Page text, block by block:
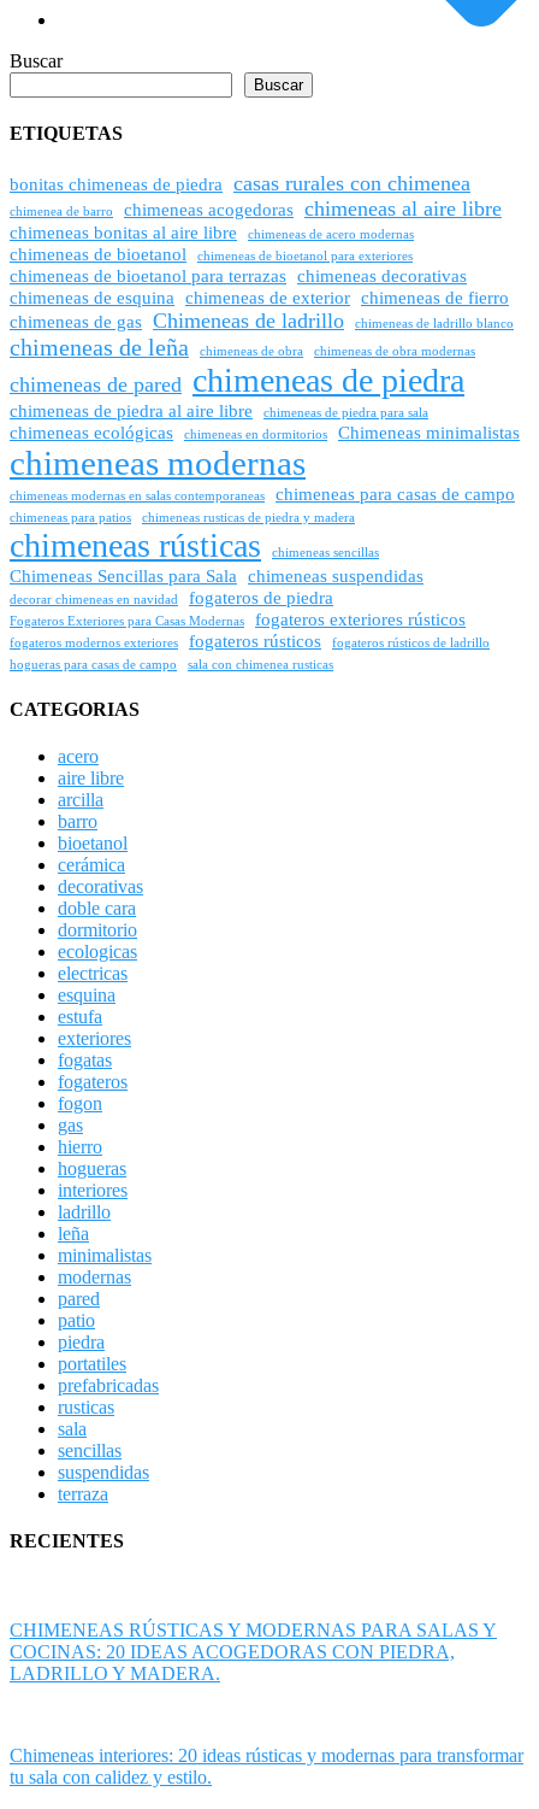
Buscar
Buscar
ETIQUETAS
bonitas chimeneas de piedra casas rurales con chimenea
chimenea de barro chimeneas acogedoras chimeneas al aire libre
chimeneas bonitas al aire libre chimeneas de acero modernas
chimeneas de bioetanol chimeneas de bioetanol para exteriores
chimeneas de bioetanol para terrazas chimeneas decorativas
chimeneas de esquina
chimeneas de exterior chimeneas de fierro
chimeneas de gas Chimeneas de ladrillo chimeneas de ladrillo blanco
chimeneas de leña chimeneas de obra chimeneas de obra modernas
chimeneas de pared chimeneas de piedra
chimeneas de piedra al aire libre chimeneas de piedra para sala
chimeneas ecológicas chimeneas en dormitorios Chimeneas minimalistas
chimeneas modernas
chimeneas modernas en salas contemporaneas chimeneas para casas de campo
chimeneas para patios chimeneas rusticas de piedra y madera
chimeneas rústicas chimeneas sencillas
Chimeneas Sencillas para Sala chimeneas suspendidas
decorar chimeneas en navidad fogateros de piedra
Fogateros Exteriores para Casas Modernas fogateros exteriores rústicos
fogateros modernos exteriores fogateros rústicos
fogateros rústicos de ladrillo
hogueras para casas de campo
sala con chimenea rusticas
CATEGORIAS
acero
aire libre
arcilla
barro
bioetanol
cerámica
decorativas
doble cara
dormitorio
ecologicas
electricas
esquina
estufa
exteriores
fogatas
fogateros
fogon
gas
hierro
hogueras
interiores
ladrillo
leña
minimalistas
modernas
pared
patio
piedra
portatiles
prefabricadas
rusticas
sala
sencillas
suspendidas
terraza
RECIENTES
CHIMENEAS RÚSTICAS Y MODERNAS PARA SALAS Y
COCINAS: 20 IDEAS ACOGEDORAS CON PIEDRA,
LADRILLO Y MADERA.
Chimeneas interiores: 20 ideas rústicas y modernas para transformar
tu sala con calidez y estilo.